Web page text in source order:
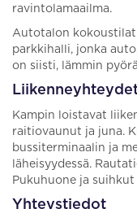
ravintolamaailma.
Autotalon kokoustilat
parkkihalli, jonka
on siisti, lämmin
Kampin loistavat
raitiovaunut ja juna.
bussiterminaalin ja
läheisyydessä.
Pukuhuone ja
Yhteystiedot